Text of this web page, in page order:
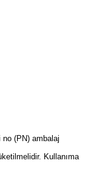
(PN) ambalaj
Kullanıma